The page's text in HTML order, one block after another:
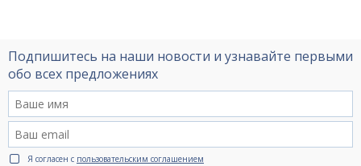
Подпишитесь на наши новости и узнавайте первыми
обо всех предложениях
Я согласен с пользовательским соглашением